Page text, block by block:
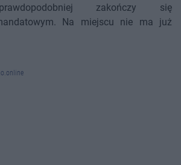
zakończy się
Na miejscu nie ma już